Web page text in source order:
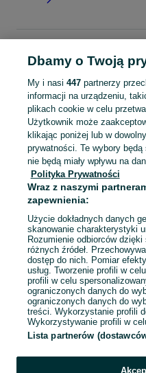
Wielkopolskie
Czasopisma -
KATEGORIA
Mapa kategorii
Mapa miejscowości
Mapa ministron
Popularne wyszukiwania
Dbamy o Twoją
My i nasi 447partnerzy
informacji na urządzeniu,
plikach cookie w celu
Użytkownik może
klikając poniżej lub w
prywatności. Te wybory
nie będą miały wpływu na
Polityka Prywatności
Wraz z naszymi
zapewnienia:
Użycie dokładnych danych
skanowanie charakterystyki
Rozumienie odbiorców
różnych źródeł.
dostęp do nich. Pomiar
usług. Tworzenie profili w
profili w celu
ograniczonych danych do
ograniczonych danych do
treści. Wykorzystanie profili
Wykorzystywanie profili w
Lista partnerów